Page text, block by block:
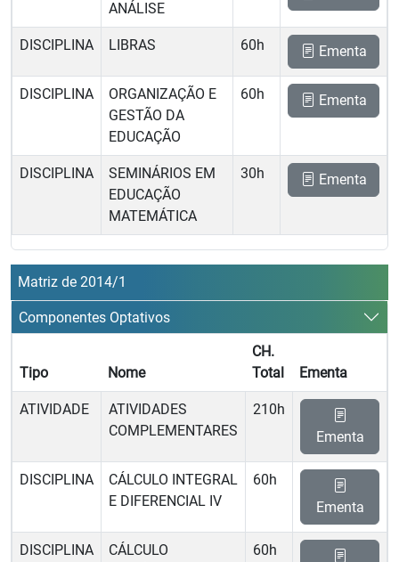
ANÁLISE
DISCIPLINA LIBRAS 60h Ementa
DISCIPLINA
ORGANIZAÇÃO E
GESTÃO DA
EDUCAÇÃO
60h Ementa
DISCIPLINA
SEMINÁRIOS EM
EDUCAÇÃO
MATEMÁTICA
30h Ementa
Matriz de 2014/1
Componentes Optativos
Tipo Nome
CH.
Total
Ementa
ATIVIDADE
ATIVIDADES
COMPLEMENTARES
210h
Ementa
DISCIPLINA
CÁLCULO INTEGRAL
E DIFERENCIAL IV
60h
Ementa
DISCIPLINA
CÁLCULO
60h